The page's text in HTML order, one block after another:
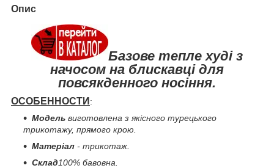
Опис
Базове тепле худі з
начосом на блискавці для
повсякденного носіння.
ОСОБЕННОСТИ :
Модель виготовлена з якісного турецького
трикотажу, прямого крою.
Матеріал - трикотаж.
Склад100% бавовна.